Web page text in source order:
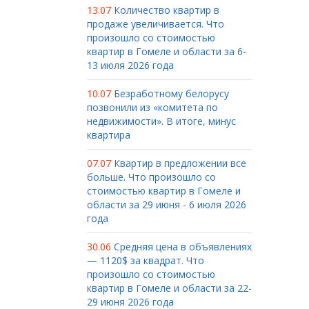
13.07 Количество квартир в
продаже увеличивается. Что
произошло со стоимостью
квартир в Гомеле и области за 6-
13 июля 2026 года
10.07 Безработному белорусу
позвонили из «комитета по
недвижимости». В итоге, минус
квартира
07.07 Квартир в предложении все
больше. Что произошло со
стоимостью квартир в Гомеле и
области за 29 июня - 6 июля 2026
года
30.06 Средняя цена в объявлениях
— 1120$ за квадрат. Что
произошло со стоимостью
квартир в Гомеле и области за 22-
29 июня 2026 года